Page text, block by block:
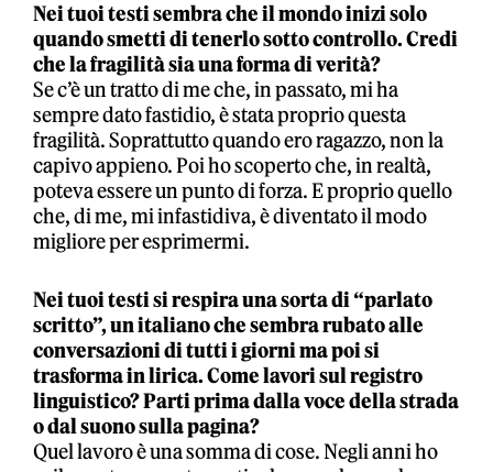
Nei tuoi testi sembra che il mondo inizi solo
quando smetti di tenerlo sotto controllo. Credi
che la fragilità sia una forma di verità?
Se c’è un tratto di me che, in passato, mi ha
sempre dato fastidio, è stata proprio questa
fragilità. Soprattutto quando ero ragazzo, non la
capivo appieno. Poi ho scoperto che, in realtà,
poteva essere un punto di forza. E proprio quello
che, di me, mi infastidiva, è diventato il modo
migliore per esprimermi.
Nei tuoi testi si respira una sorta di “parlato
scritto”, un italiano che sembra rubato alle
conversazioni di tutti i giorni ma poi si
trasforma in lirica. Come lavori sul registro
linguistico? Parti prima dalla voce della strada
o dal suono sulla pagina?
Quel lavoro è una somma di cose. Negli anni ho